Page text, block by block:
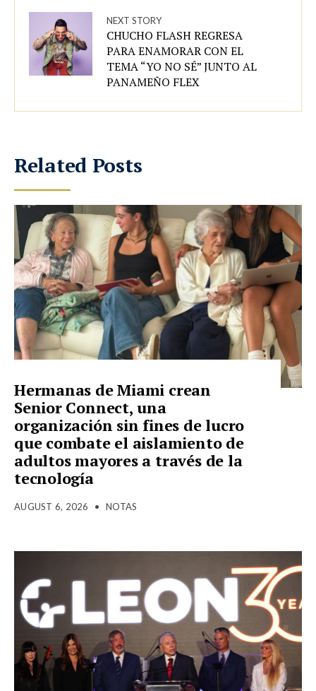
NEXT STORY
CHUCHO FLASH REGRESA
PARA ENAMORAR CON EL
TEMA “YO NO SÉ” JUNTO AL
PANAMEÑO FLEX
Related Posts
Hermanas de Miami crean
Senior Connect, una
organización sin fines de lucro
que combate el aislamiento de
adultos mayores a través de la
tecnología
AUGUST 6, 2026 • NOTAS